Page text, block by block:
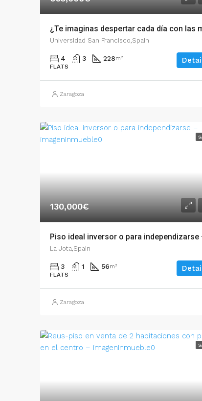
Universidad San Francisco,Spain
4 3 228m²
FLATS
Zaragoza
130,000€
La Jota,Spain
3 1 56m²
FLATS
Zaragoza